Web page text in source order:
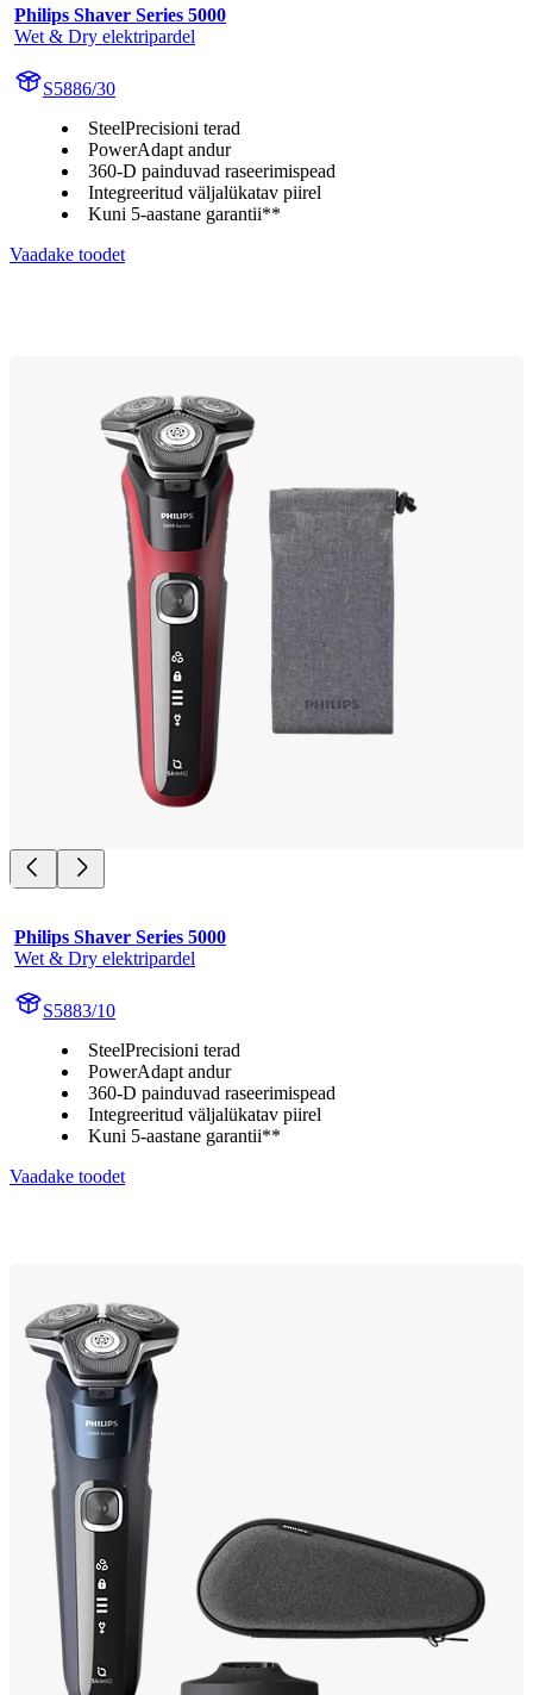
Philips Shaver Series 5000
Wet & Dry elektripardel
S5886/30
SteelPrecisioni terad
PowerAdapt andur
360-D painduvad raseerimispead
Integreeritud väljalükatav piirel
Kuni 5-aastane garantii**
Vaadake toodet
Philips Shaver Series 5000
Wet & Dry elektripardel
S5883/10
SteelPrecisioni terad
PowerAdapt andur
360-D painduvad raseerimispead
Integreeritud väljalükatav piirel
Kuni 5-aastane garantii**
Vaadake toodet